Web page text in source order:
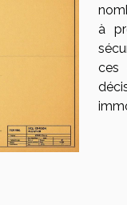
à
ces